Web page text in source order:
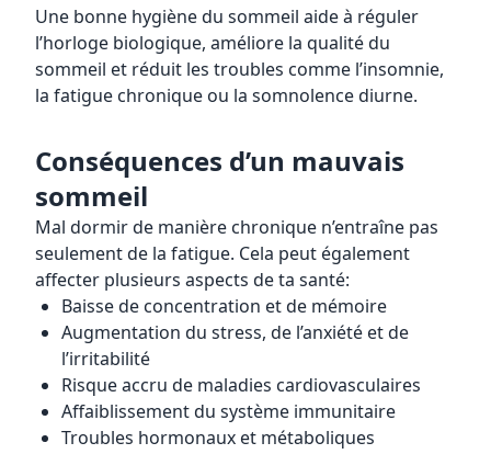
Une bonne hygiène du sommeil aide à réguler
l’horloge biologique, améliore la qualité du
sommeil et réduit les troubles comme l’insomnie,
la fatigue chronique ou la somnolence diurne.
Conséquences d’un mauvais
sommeil
Mal dormir de manière chronique n’entraîne pas
seulement de la fatigue. Cela peut également
affecter plusieurs aspects de ta santé:
Baisse de concentration et de mémoire
Augmentation du stress, de l’anxiété et de
l’irritabilité
Risque accru de maladies cardiovasculaires
Affaiblissement du système immunitaire
Troubles hormonaux et métaboliques